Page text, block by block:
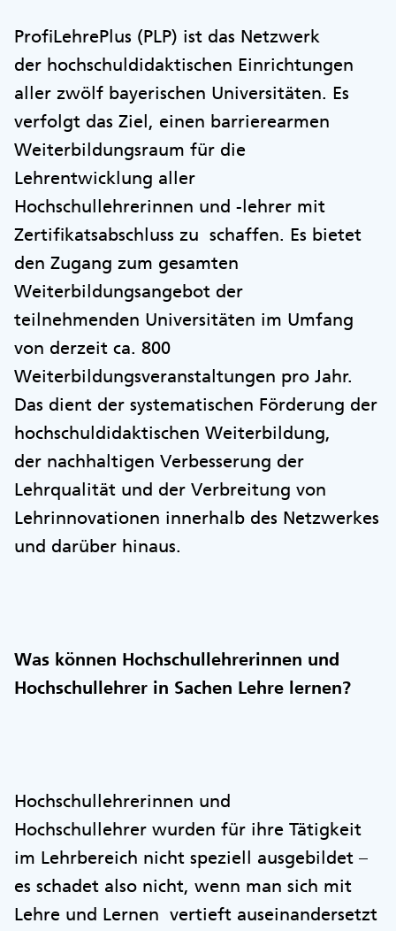
ProfiLehrePlus (PLP) ist das Netzwerk
der hochschuldidaktischen Einrichtungen
aller zwölf bayerischen Universitäten. Es
verfolgt das Ziel, einen barrierearmen
Weiterbildungsraum für die
Lehrentwicklung aller
Hochschullehrerinnen und -lehrer mit
Zertifikatsabschluss zu schaffen. Es bietet
den Zugang zum gesamten
Weiterbildungsangebot der
teilnehmenden Universitäten im Umfang
von derzeit ca. 800
Weiterbildungsveranstaltungen pro Jahr.
Das dient der systematischen Förderung der
hochschuldidaktischen Weiterbildung,
der nachhaltigen Verbesserung der
Lehrqualität und der Verbreitung von
Lehrinnovationen innerhalb des Netzwerkes
und darüber hinaus.
Was können Hochschullehrerinnen und
Hochschullehrer in Sachen Lehre lernen?
Hochschullehrerinnen und
Hochschullehrer wurden für ihre Tätigkeit
im Lehrbereich nicht speziell ausgebildet –
es schadet also nicht, wenn man sich mit
Lehre und Lernen vertieft auseinandersetzt